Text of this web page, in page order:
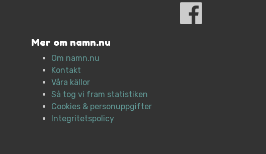
Mer om namn.nu
Om namn.nu
Kontakt
Våra källor
Så tog vi fram statistiken
Cookies & personuppgifter
Integritetspolicy